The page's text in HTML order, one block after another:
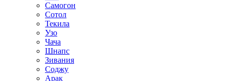
Самогон
Сотол
Текила
Узо
Чача
Шнапс
Зивания
Соджу
Арак